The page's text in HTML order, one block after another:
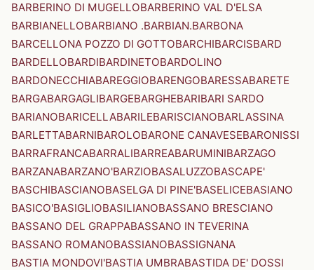
BARBERINO DI MUGELLOBARBERINO VAL D'ELSA
BARBIANELLOBARBIANO .BARBIAN.BARBONA
BARCELLONA POZZO DI GOTTOBARCHIBARCISBARD
BARDELLOBARDIBARDINETOBARDOLINO
BARDONECCHIABAREGGIOBARENGOBARESSABARETE
BARGABARGAGLIBARGEBARGHEBARIBARI SARDO
BARIANOBARICELLABARILEBARISCIANOBARLASSINA
BARLETTABARNIBAROLOBARONE CANAVESEBARONISSI
BARRAFRANCABARRALIBARREABARUMINIBARZAGO
BARZANABARZANO'BARZIOBASALUZZOBASCAPE'
BASCHIBASCIANOBASELGA DI PINE'BASELICEBASIANO
BASICO'BASIGLIOBASILIANOBASSANO BRESCIANO
BASSANO DEL GRAPPABASSANO IN TEVERINA
BASSANO ROMANOBASSIANOBASSIGNANA
BASTIA MONDOVI'BASTIA UMBRABASTIDA DE' DOSSI